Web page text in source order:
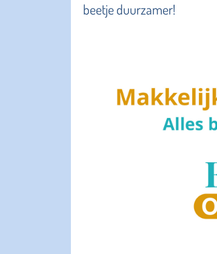
beetje duurzamer!